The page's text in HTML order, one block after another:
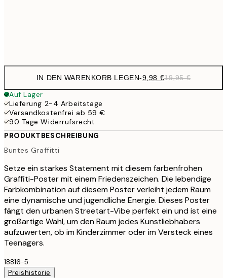
IN DEN WARENKORB LEGEN-9,98 €19,95 €
Auf Lager
Lieferung 2-4 Arbeitstage
Versandkostenfrei ab 59 €
90 Tage Widerrufsrecht
PRODUKTBESCHREIBUNG
Buntes Graffitti
Setze ein starkes Statement mit diesem farbenfrohen
Graffiti-Poster mit einem Friedenszeichen. Die lebendige
Farbkombination auf diesem Poster verleiht jedem Raum
eine dynamische und jugendliche Energie. Dieses Poster
fängt den urbanen Streetart-Vibe perfekt ein und ist eine
großartige Wahl, um den Raum jedes Kunstliebhabers
aufzuwerten, ob im Kinderzimmer oder im Versteck eines
Teenagers.
18816-5
Preishistorie